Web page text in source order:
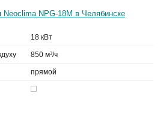
18 кВт
850 м³/ч
прямой